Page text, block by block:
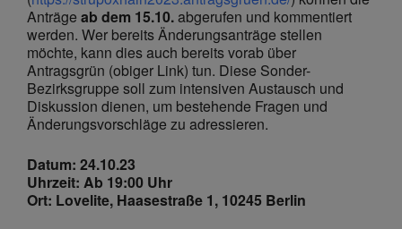
Anträge ab dem 15.10.abgerufen und kommentiert
werden. Wer bereits Änderungsanträge stellen
möchte, kann dies auch bereits vorab über
Antragsgrün (obiger Link) tun. Diese Sonder-
Bezirksgruppe soll zum intensiven Austausch und
Diskussion dienen, um bestehende Fragen und
Änderungsvorschläge zu adressieren.
Datum: 24.10.23
Uhrzeit: Ab 19:00 Uhr
Ort: Lovelite, Haasestraße 1, 10245 Berlin